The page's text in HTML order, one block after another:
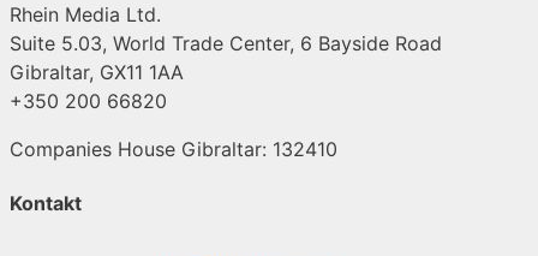
Rhein Media Ltd.
Suite 5.03, World Trade Center, 6 Bayside Road
Gibraltar, GX11 1AA
+350 200 66820
Companies House Gibraltar: 132410
Kontakt